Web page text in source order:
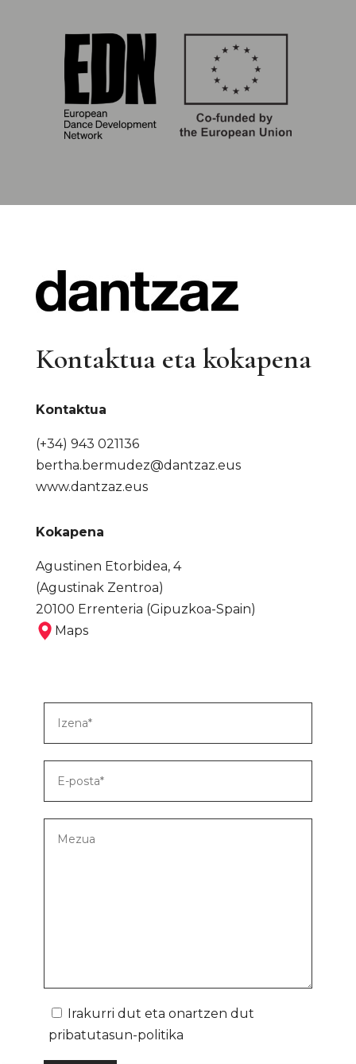
Kontaktua eta kokapena
Kontaktua
(+34) 943 021136
bertha.bermudez@dantzaz.eus
www.dantzaz.eus
Kokapena
Agustinen Etorbidea, 4
(Agustinak Zentroa)
20100 Errenteria (Gipuzkoa-Spain)
Maps
Irakurri dut eta onartzen dut
pribatutasun-politika